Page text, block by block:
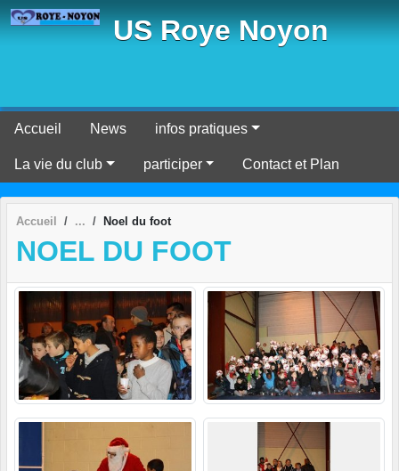
US Roye Noyon
Accueil News infos pratiques
La vie du club participer Contact et Plan
Accueil Noel du foot
NOEL DU FOOT
Panneau de gestion des cookies